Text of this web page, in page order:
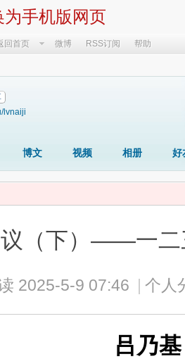
为手机版网页
回首页 微博 RSS订阅 帮助
lvnaiji
博文 视频 相册 好
议（下）——一二
2025-5-9 07:46 个人
吕乃基